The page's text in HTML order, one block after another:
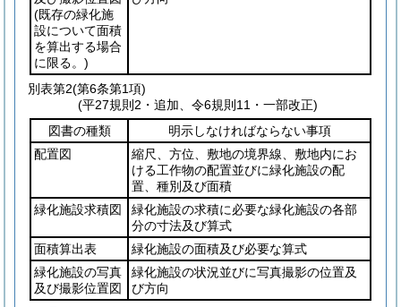
(既存の緑化施
設について面積
を算出する場合
に限る。)
別表第2(第6条第1項)
(平27規則2・追加、令6規則11・一部改正)
図書の種類
明示しなければならない事項
配置図
縮尺、方位、敷地の境界線、敷地内にお
ける工作物の配置並びに緑化施設の配
置、種別及び面積
緑化施設求積図
緑化施設の求積に必要な緑化施設の各部
分の寸法及び算式
面積算出表
緑化施設の面積及び必要な算式
緑化施設の写真
及び撮影位置図
緑化施設の状況並びに写真撮影の位置及
び方向